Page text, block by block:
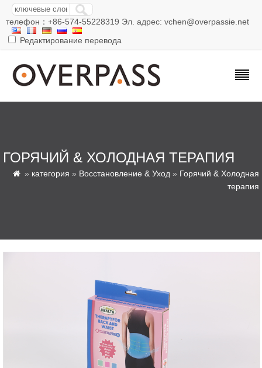
телефон：+86-574-55228319 Эл. адрес: vchen@overpassie.net
Редактирование перевода
ГОРЯЧИЙ & ХОЛОДНАЯ ТЕРАПИЯ
 » категория » Восстановление & Уход » Горячий & Холодная
терапия